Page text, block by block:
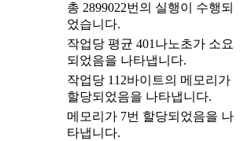
총 2899022번의 실행이 수행되
었습니다.
작업당 평균 401나노초가 소요
되었음을 나타냅니다.
작업당 112바이트의 메모리가
할당되었음을 나타냅니다.
메모리가 7번 할당되었음을 나
타냅니다.